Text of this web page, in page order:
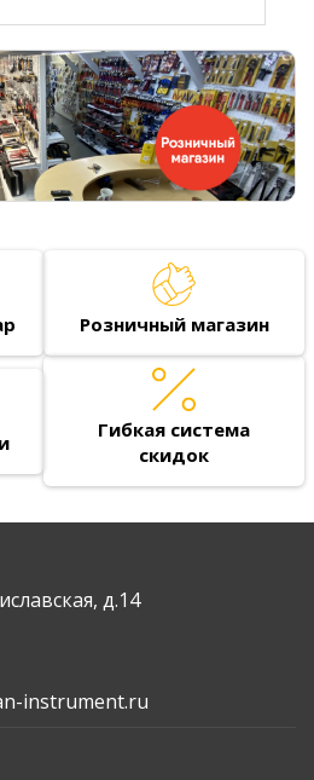
Розничный магазин
Гибкая система
скидок
д.14
instrument.ru